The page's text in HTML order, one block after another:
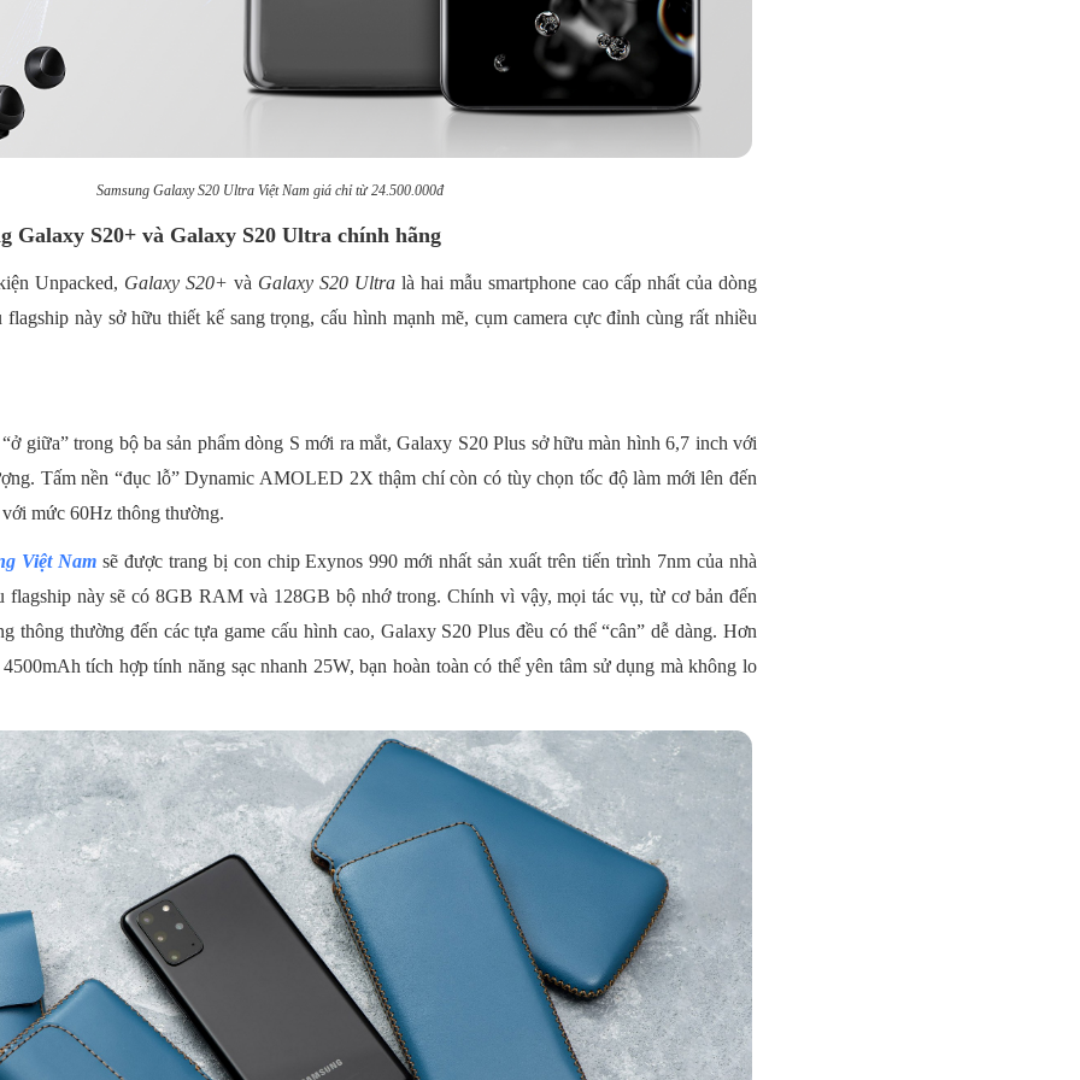
Samsung Galaxy S20 Ultra Việt Nam giá chỉ từ 24.500.000đ
Galaxy S20+ và Galaxy S20 Ultra chính hãng
Unpacked, Galaxy S20+ và Galaxy S20 Ultra là hai mẫu smartphone cao cấp nhất của dòng
này sở hữu thiết kế sang trọng, cấu hình mạnh mẽ, cụm camera cực đỉnh cùng rất nhiều
giữa” trong bộ ba sản phẩm dòng S mới ra mắt, Galaxy S20 Plus sở hữu màn hình 6,7 inch với
Tấm nền “đục lỗ” Dynamic AMOLED 2X thậm chí còn có tùy chọn tốc độ làm mới lên đến
mức 60Hz thông thường.
Việt Namsẽ được trang bị con chip Exynos 990 mới nhất sản xuất trên tiến trình 7nm của nhà
flagship này sẽ có 8GB RAM và 128GB bộ nhớ trong. Chính vì vậy, mọi tác vụ, từ cơ bản đến
thông thường đến các tựa game cấu hình cao, Galaxy S20 Plus đều có thể “cân” dễ dàng. Hơn
tích hợp tính năng sạc nhanh 25W, bạn hoàn toàn có thể yên tâm sử dụng mà không lo